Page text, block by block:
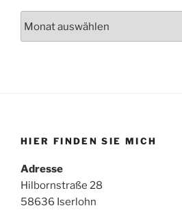
HIER FINDEN SIE MICH
Adresse
Hilbornstraße 28
58636 Iserlohn